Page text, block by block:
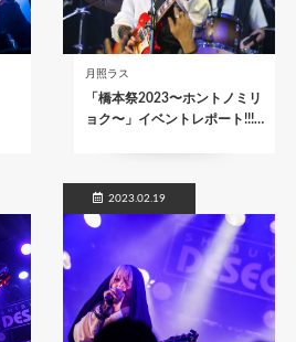
月照ラス
「橋本祭2023〜ホントノミリ
ョク〜」イベントレポート!!!…
2023.02.19